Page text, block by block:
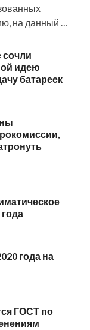
на данный …
идею
батареек
года на
ГОСТ по